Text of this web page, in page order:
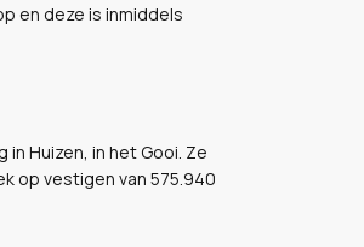
en deze is inmiddels
Huizen, in het Gooi. Ze
op vestigen van 575.940